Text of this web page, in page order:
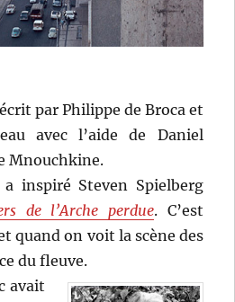
par Philippe de Broca et
avec l’aide de Daniel
Mnouchkine.
inspiré Steven Spielberg
de l’Arche perdue. C’est
quand on voit la scène des
du fleuve.
avait